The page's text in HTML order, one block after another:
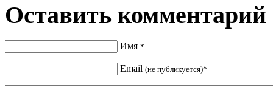
Оставить комментарий
Имя *
Email (не публикуется)*